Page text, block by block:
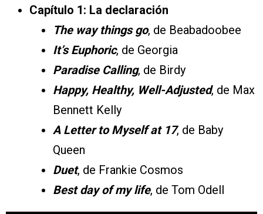
Capítulo 1: La declaración
The way things go, de Beabadoobee
It’s Euphoric, de Georgia
Paradise Calling, de Birdy
Happy, Healthy, Well-Adjusted, de Max
Bennett Kelly
A Letter to Myself at 17, de Baby
Queen
Duet, de Frankie Cosmos
Best day of my life, de Tom Odell